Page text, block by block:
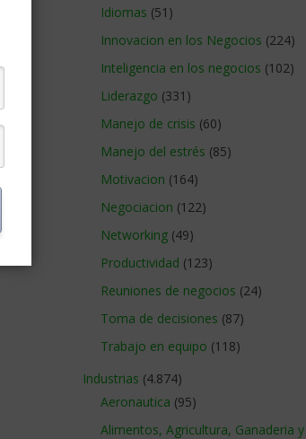
Idiomas (51)
Innovacion en los Negocios (224)
Inteligencia en los negocios (102)
Liderazgo (331)
Manejo de crisis (60)
Manejo del estrés (85)
Motivacion (164)
Negociacion (122)
Networking (49)
Productividad (123)
Reuniones de negocios (24)
Toma de decisiones (87)
Trabajo en equipo (118)
Industrias (4.874)
Aeronautica (95)
Alimentos, Agricultura, Ganaderia